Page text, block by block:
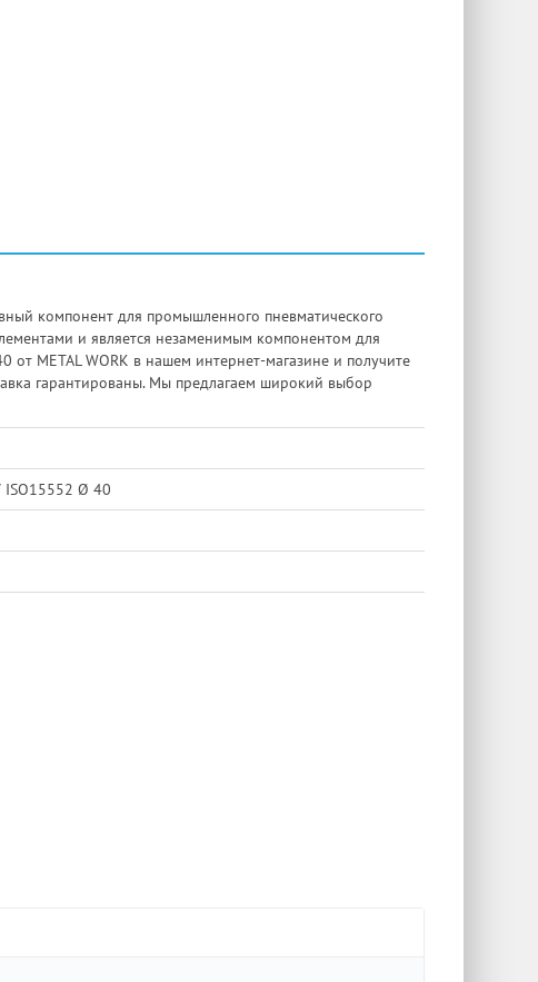
компонент для промышленного пневматического
и является незаменимым компонентом для
METAL WORK в нашем интернет-магазине и получите
гарантированы. Мы предлагаем широкий выбор
ISO15552 Ø 40